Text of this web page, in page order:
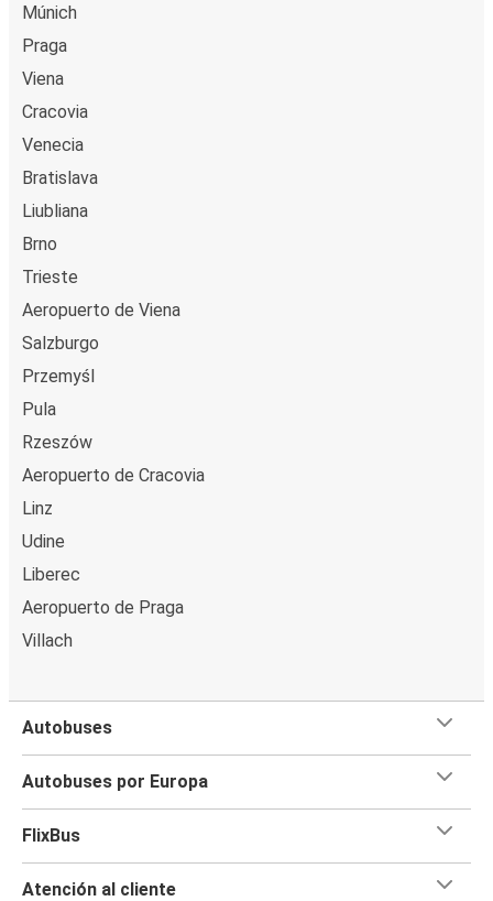
Múnich
Praga
Viena
Cracovia
Venecia
Bratislava
Liubliana
Brno
Trieste
Aeropuerto de Viena
Salzburgo
Przemyśl
Pula
Rzeszów
Aeropuerto de Cracovia
Linz
Udine
Liberec
Aeropuerto de Praga
Villach
Autobuses
Autobuses por Europa
FlixBus
Atención al cliente